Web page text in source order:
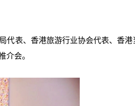
代表、香港旅游行业协会代表、香港
介会。